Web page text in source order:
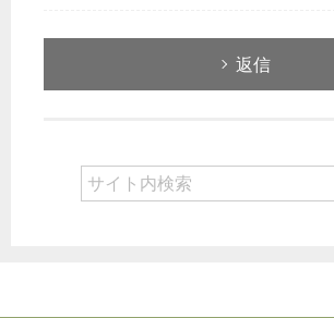
返信